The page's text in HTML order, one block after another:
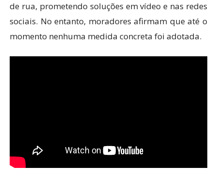
de rua, prometendo soluções em vídeo e nas redes
sociais. No entanto, moradores afirmam que até o
momento nenhuma medida concreta foi adotada.